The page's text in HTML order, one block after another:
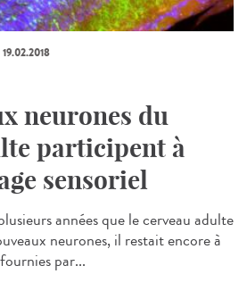
19.02.2018
neurones du
participent à
sensoriel
années que le cerveau adulte
neurones, il restait encore à
par...